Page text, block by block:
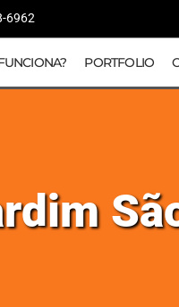
6962
PORTFOLIO